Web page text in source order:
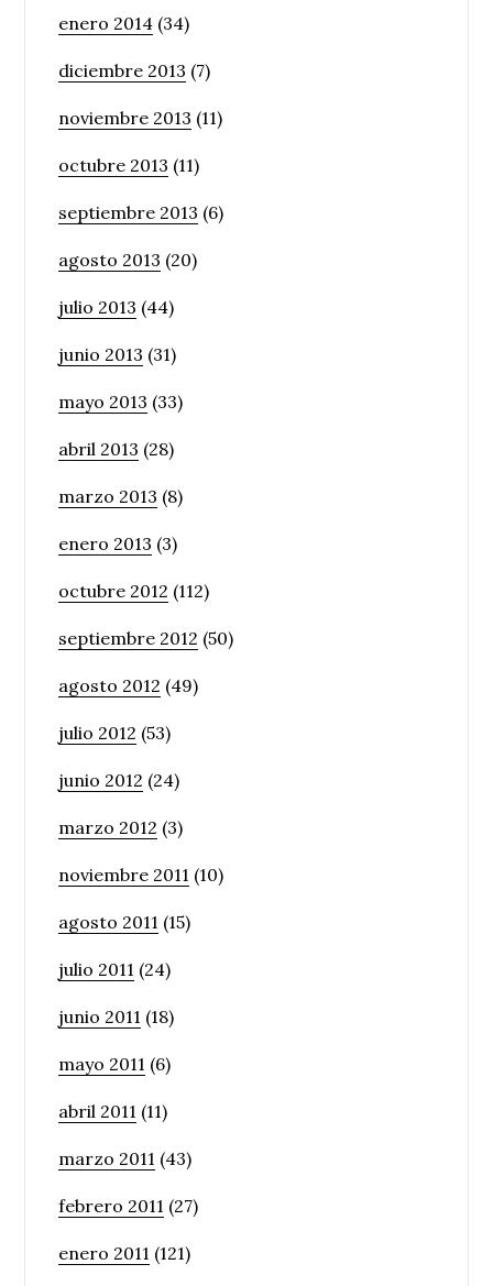
enero 2014 (34)
diciembre 2013 (7)
noviembre 2013 (11)
octubre 2013 (11)
septiembre 2013 (6)
agosto 2013 (20)
julio 2013 (44)
junio 2013 (31)
mayo 2013 (33)
abril 2013 (28)
marzo 2013 (8)
enero 2013 (3)
octubre 2012 (112)
septiembre 2012 (50)
agosto 2012 (49)
julio 2012 (53)
junio 2012 (24)
marzo 2012 (3)
noviembre 2011 (10)
agosto 2011 (15)
julio 2011 (24)
junio 2011 (18)
mayo 2011 (6)
abril 2011 (11)
marzo 2011 (43)
febrero 2011 (27)
enero 2011 (121)